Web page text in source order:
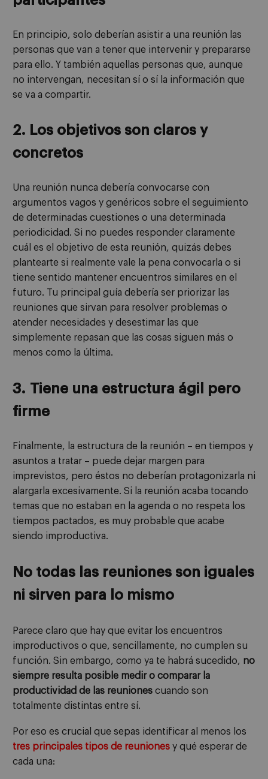
En principio, solo deberían asistir a una reunión las
personas que van a tener que intervenir y prepararse
para ello. Y también aquellas personas que, aunque
no intervengan, necesitan sí o sí la información que
se va a compartir.
2. Los objetivos son claros y
concretos
Una reunión nunca debería convocarse con
argumentos vagos y genéricos sobre el seguimiento
de determinadas cuestiones o una determinada
periodicidad. Si no puedes responder claramente
cuál es el objetivo de esta reunión, quizás debes
plantearte si realmente vale la pena convocarla o si
tiene sentido mantener encuentros similares en el
futuro. Tu principal guía debería ser priorizar las
reuniones que sirvan para resolver problemas o
atender necesidades y desestimar las que
simplemente repasan que las cosas siguen más o
menos como la última.
3. Tiene una estructura ágil pero
firme
Finalmente, la estructura de la reunión – en tiempos y
asuntos a tratar – puede dejar margen para
imprevistos, pero éstos no deberían protagonizarla ni
alargarla excesivamente. Si la reunión acaba tocando
temas que no estaban en la agenda o no respeta los
tiempos pactados, es muy probable que acabe
siendo improductiva.
No todas las reuniones son iguales
ni sirven para lo mismo
Parece claro que hay que evitar los encuentros
improductivos o que, sencillamente, no cumplen su
función. Sin embargo, como ya te habrá sucedido, no
siempre resulta posible medir o comparar la
productividad de las reuniones cuando son
totalmente distintas entre sí.
Por eso es crucial que sepas identificar al menos los
tres principales tipos de reuniones y qué esperar de
cada una: